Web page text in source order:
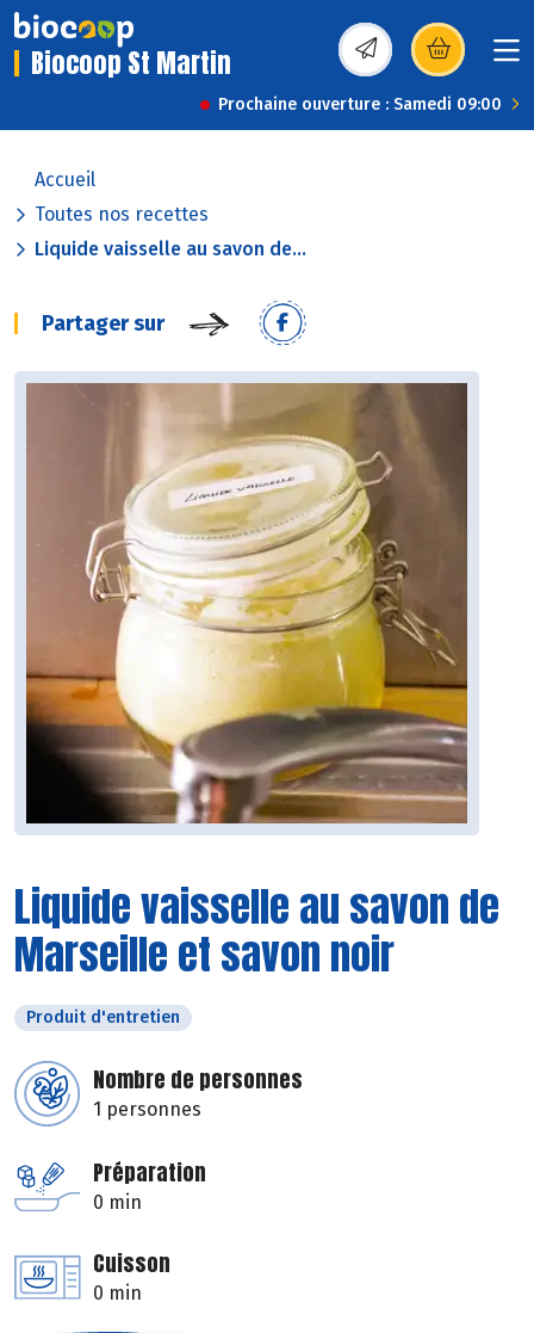
Biocoop St Martin (s’ouvre dans une
Prochaine ouverture : Samedi 09:00
Accueil
Toutes nos recettes
Liquide vaisselle au savon de...
Partager sur
Liquide vaisselle au savon de
Marseille et savon noir
Produit d'entretien
Nombre de personnes
1 personnes
Préparation
0 min
Cuisson
0 min